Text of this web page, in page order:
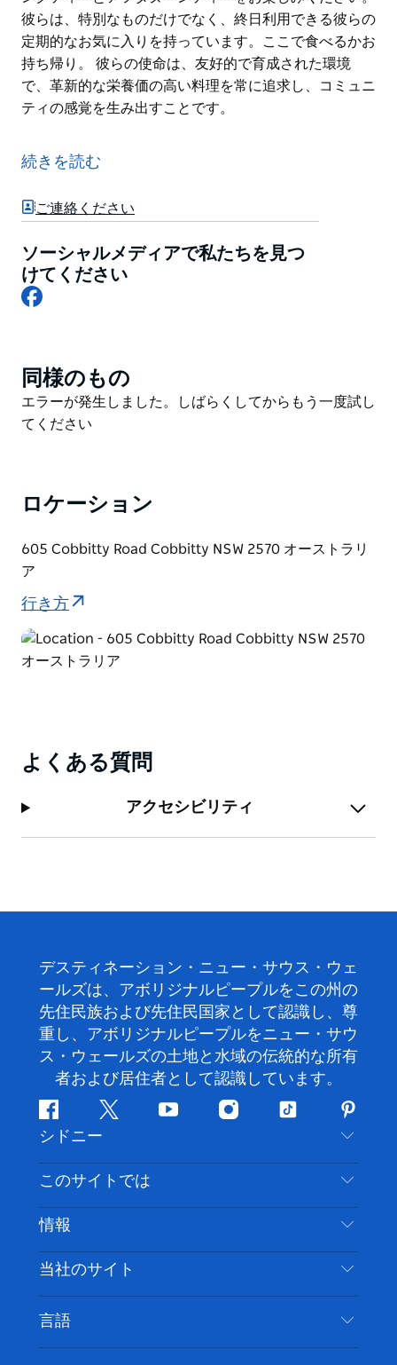
彼らは、特別なものだけでなく、終日利用できる彼らの
定期的なお気に入りを持っています。ここで食べるかお
持ち帰り。 彼らの使命は、友好的で育成された環境
で、革新的な栄養価の高い料理を常に追求し、コミュニ
ティの感覚を生み出すことです。
類のケーキやビスケットを提供しています。おいしいコ
ーヒー、新鮮でヘルシーな食事、そして美味しいモーニ
ングティーとアフタヌーンティーをお楽しみください。
定期的なお気に入りを持っています。ここで食べるかお
持ち帰り。
彼らの使命は、友好的で育成された環境で、革新的な栄
続きを読む
ご連絡ください
ソーシャルメディアで私たちを見つ
けてください
Facebook
Product
List
同様のもの
Product
List
エラーが発生しました。しばらくしてからもう一度試し
てください
ロケーション
605 Cobbitty Road Cobbitty NSW 2570 オーストラリ
ア
行き方
よくある質問
アクセシビリティ
デスティネーション・ニュー・サウス・ウェ
ールズは、アボリジナルピープルをこの州の
先住民族および先住民国家として認識し、尊
重し、アボリジナルピープルをニュー・サウ
ス・ウェールズの土地と水域の伝統的な所有
者および居住者として認識しています。
フ
ェ
イ
ス
ブ
ッ
ク
ツ
ッ
タ
ー
ユ
チ
ー
イ
ス
グ
ム
テ
ッ
ト
ク
ピ
ン
タ
レ
ス
ト
シドニー
お問い合わせ
免責事項
クッキーに関する通知
このサイトでは
目的地
やるべきこと
イベント
宿泊施設
情報
旅行情報
アクセシブルシドニー
ビジネスを登録する
当社のサイト
言語